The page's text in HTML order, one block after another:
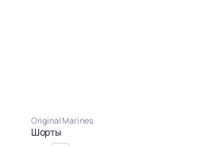
Original Marines
Шорты